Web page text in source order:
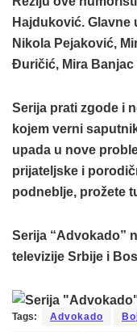
Hajduković.
Nikola Pejaković,
Đuričić, Mira
Serija prati zgode i
kojem verni
upada u nove
prijateljske i
podneblje, prožete
Serija “Advokado”
televizije Srbije i
Tags: Advokado